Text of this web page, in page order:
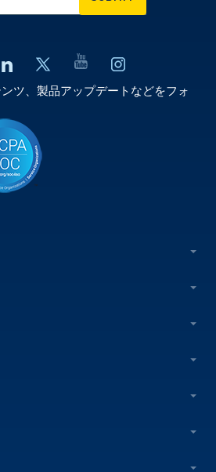
ツ、製品アップデートなどをフォ